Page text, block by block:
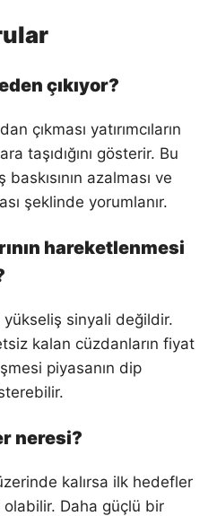
çıkıyor?
çıkması yatırımcıların
taşıdığını gösterir. Bu
azalması ve
şeklinde yorumlanır.
hareketlenmesi
yükseliş sinyali değildir.
kalan cüzdanların fiyat
piyasanın dip
neresi?
kalırsa ilk hedefler
Daha güçlü bir